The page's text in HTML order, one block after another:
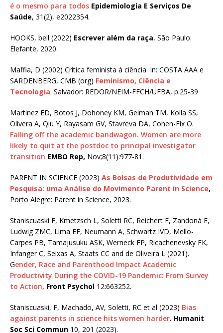
é o mesmo para todos Epidemiologia E Serviços De
Saúde, 31(2), e2022354.
HOOKS, bell (2022) Escrever além da raça, São Paulo:
Elefante, 2020.
Maffia, D (2002) Crítica feminista à ciência. In: COSTA AAA e
SARDENBERG, CMB (org) Feminismo, Ciência e
Tecnologia. Salvador: REDOR/NEIM-FFCH/UFBA, p.25-39
Martinez ED, Botos J, Dohoney KM, Geiman TM, Kolla SS,
Olivera A, Qiu Y, Rayasam GV, Stavreva DA, Cohen-Fix O.
Falling off the academic bandwagon. Women are more
likely to quit at the postdoc to principal investigator
transition EMBO Rep, Nov;8(11):977-81.
PARENT IN SCIENCE (2023) As Bolsas de Produtividade em
Pesquisa: uma Análise do Movimento Parent in Science,
Porto Alegre: Parent in Science, 2023.
Staniscuaski F, Kmetzsch L, Soletti RC, Reichert F, Zandonà E,
Ludwig ZMC, Lima EF, Neumann A, Schwartz IVD, Mello-
Carpes PB, Tamajusuku ASK, Werneck FP, Ricachenevsky FK,
Infanger C, Seixas A, Staats CC and de Oliveira L (2021).
Gender, Race and Parenthood Impact Academic
Productivity During the COVID-19 Pandemic: From Survey
to Action, Front Psychol 12:663252.
Staniscuaski, F, Machado, AV, Soletti, RC et al (2023) Bias
against parents in science hits women harder. Humanit
Soc Sci Commun 10, 201 (2023).